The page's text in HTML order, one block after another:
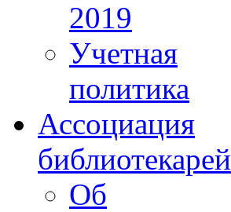
2019
Учетная
политика
Ассоциация
библиотекарей
Об